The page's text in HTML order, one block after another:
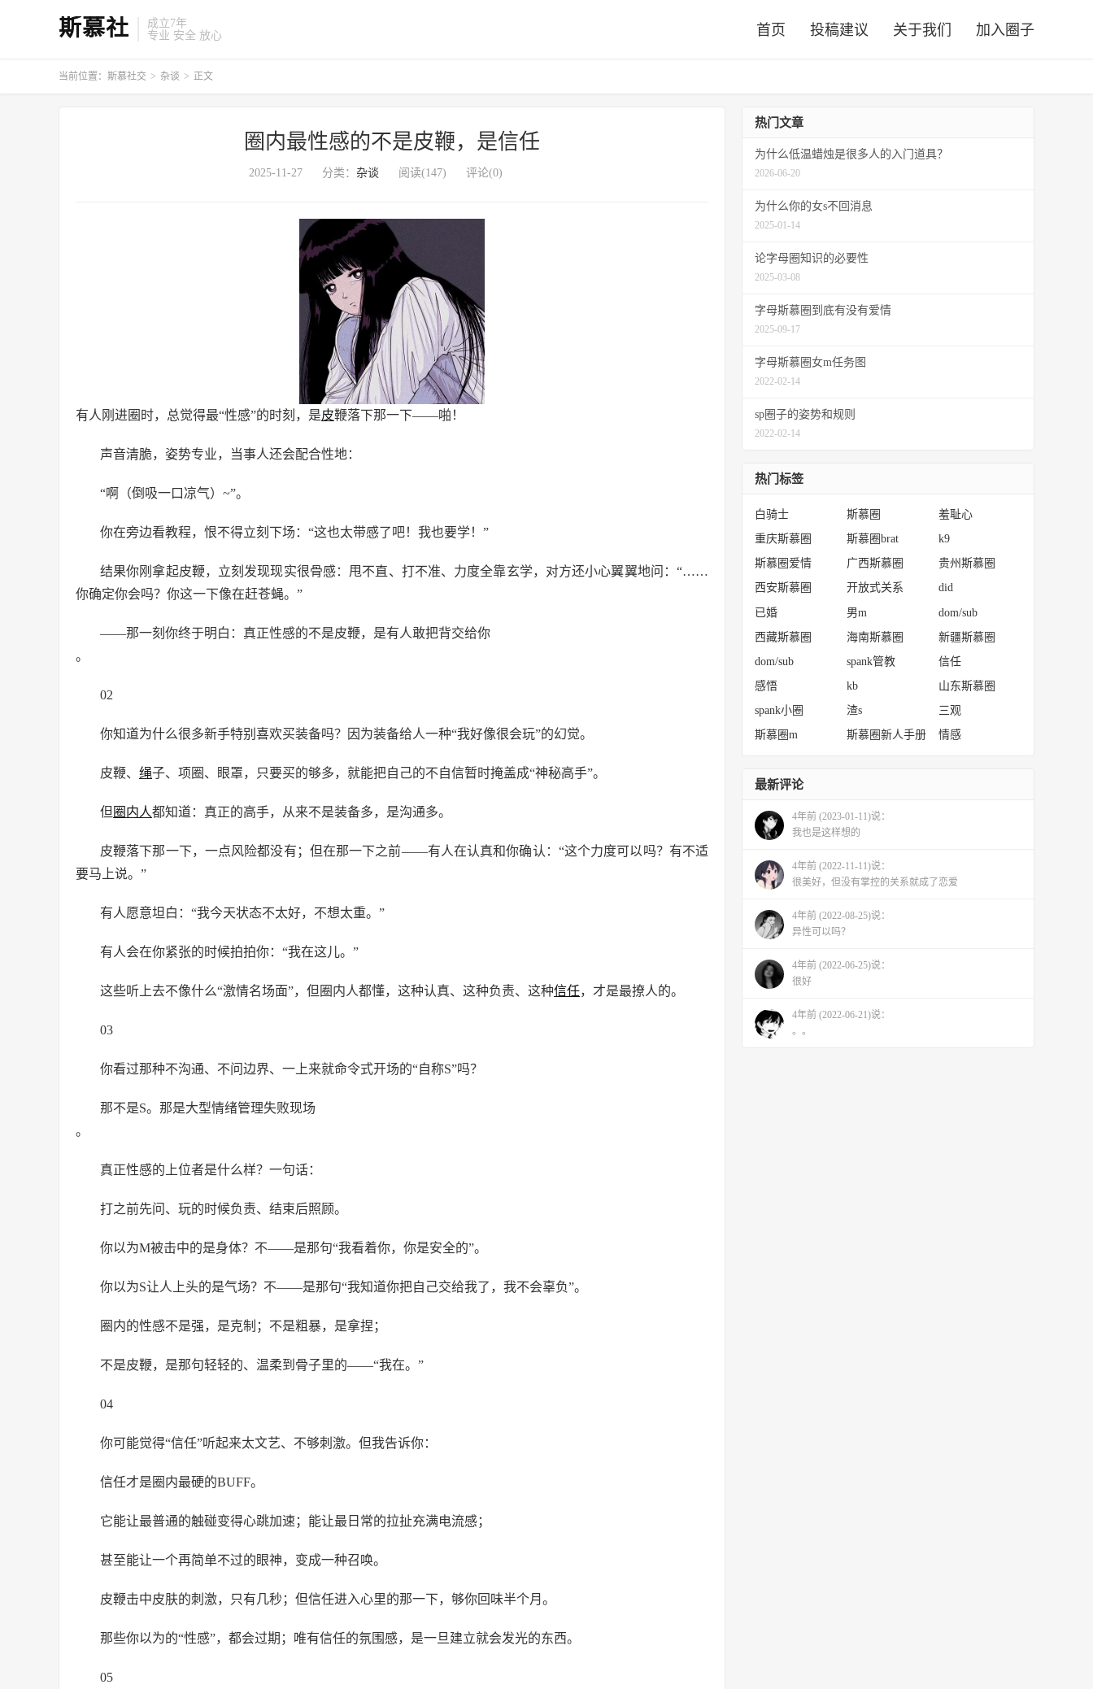
斯慕社
成立7年
专业 安全 放心
首页 投稿建议 关于我们 加入圈子
当前位置： 斯慕社交 > 杂谈 > 正文
圈内最性感的不是皮鞭，是信任
2025-11-27 分类： 杂谈 阅读(147) 评论(0)
有人刚进圈时，总觉得最“性感”的时刻，是皮鞭落下那一下——啪！
声音清脆，姿势专业，当事人还会配合性地：
“啊（倒吸一口凉气）~”。
你在旁边看教程，恨不得立刻下场：“这也太带感了吧！我也要学！”
结果你刚拿起皮鞭，立刻发现现实很骨感：甩不直、打不准、力度全靠玄学，对方还小心翼翼地问：“……
你确定你会吗？你这一下像在赶苍蝇。”
——那一刻你终于明白：真正性感的不是皮鞭，是有人敢把背交给你
。
02
你知道为什么很多新手特别喜欢买装备吗？因为装备给人一种“我好像很会玩”的幻觉。
皮鞭、 绳子、项圈、眼罩，只要买的够多，就能把自己的不自信暂时掩盖成“神秘高手”。
但 圈内人都知道：真正的高手，从来不是装备多，是沟通多。
皮鞭落下那一下，一点风险都没有；但在那一下之前——有人在认真和你确认：“这个力度可以吗？有不适
要马上说。”
有人愿意坦白：“我今天状态不太好，不想太重。”
有人会在你紧张的时候拍拍你：“我在这儿。”
这些听上去不像什么“激情名场面”，但圈内人都懂，这种认真、这种负责、这种信任，才是最撩人的。
03
你看过那种不沟通、不问边界、一上来就命令式开场的“自称S”吗？
那不是S。那是大型情绪管理失败现场
。
真正性感的上位者是什么样？一句话：
打之前先问、玩的时候负责、结束后照顾。
你以为M被击中的是身体？不——是那句“我看着你，你是安全的”。
你以为S让人上头的是气场？不——是那句“我知道你把自己交给我了，我不会辜负”。
圈内的性感不是强，是克制；不是粗暴，是拿捏；
不是皮鞭，是那句轻轻的、温柔到骨子里的——“我在。”
04
你可能觉得“信任”听起来太文艺、不够刺激。但我告诉你：
信任才是圈内最硬的BUFF。
它能让最普通的触碰变得心跳加速；能让最日常的拉扯充满电流感；
甚至能让一个再简单不过的眼神，变成一种召唤。
皮鞭击中皮肤的刺激，只有几秒；但信任进入心里的那一下，够你回味半个月。
那些你以为的“性感”，都会过期；唯有信任的氛围感，是一旦建立就会发光的东西。
05
热门文章
为什么低温蜡烛是很多人的入门道具？
2026-06-20
为什么你的女s不回消息
2025-01-14
论字母圈知识的必要性
2025-03-08
字母斯慕圈到底有没有爱情
2025-09-17
字母斯慕圈女m任务图
2022-02-14
sp圈子的姿势和规则
2022-02-14
热门标签
白骑士 斯慕圈 羞耻心
重庆斯慕圈 斯慕圈brat k9
斯慕圈爱情 广西斯慕圈 贵州斯慕圈
西安斯慕圈 开放式关系 did
已婚 男m dom/sub
西藏斯慕圈 海南斯慕圈 新疆斯慕圈
dom/sub spank管教 信任
感悟 kb 山东斯慕圈
spank小圈 渣s 三观
斯慕圈m 斯慕圈新人手册 情感
最新评论
4年前 (2023-01-11)说：
我也是这样想的
4年前 (2022-11-11)说：
很美好，但没有掌控的关系就成了恋爱
4年前 (2022-08-25)说：
异性可以吗？
4年前 (2022-06-25)说：
很好
4年前 (2022-06-21)说：
。。